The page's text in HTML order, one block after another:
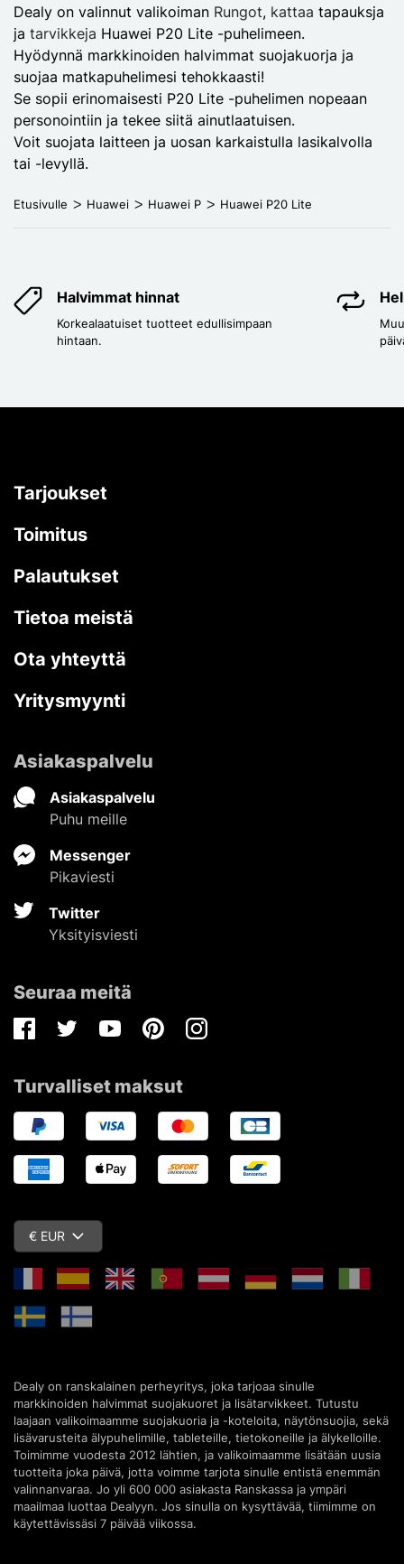
Dealy on valinnut valikoiman Rungot, kattaa tapauksja
ja tarvikkeja Huawei P20 Lite -puhelimeen.
Hyödynnä markkinoiden halvimmat suojakuorja ja
suojaa matkapuhelimesi tehokkaasti!
Se sopii erinomaisesti P20 Lite -puhelimen nopeaan
personointiin ja tekee siitä ainutlaatuisen.
Voit suojata laitteen ja uosan karkaistulla lasikalvolla
tai -levyllä.
Etusivulle Huawei Huawei P Huawei P20 Lite
Halvimmat hinnat
Korkealaatuiset tuotteet edullisimpaan
hintaan.
Tarjoukset
Toimitus
Palautukset
Tietoa meistä
Ota yhteyttä
Yritysmyynti
Asiakaspalvelu
Asiakaspalvelu
Puhu meille
Messenger
Pikaviesti
Twitter
Yksityisviesti
Seuraa meitä
FacebookTwitterYoutubePinterestInstagram
Turvalliset maksut
€ EUR
Dealy on ranskalainen perheyritys, joka tarjoaa sinulle
markkinoiden halvimmat suojakuoret ja lisätarvikkeet. Tutustu
laajaan valikoimaamme suojakuoria ja -koteloita, näytönsuojia, sekä
lisävarusteita älypuhelimille, tableteille, tietokoneille ja älykelloille.
Toimimme vuodesta 2012 lähtien, ja valikoimaamme lisätään uusia
tuotteita joka päivä, jotta voimme tarjota sinulle entistä enemmän
valinnanvaraa. Jo yli 600 000 asiakasta Ranskassa ja ympäri
maailmaa luottaa Dealyyn. Jos sinulla on kysyttävää, tiimimme on
käytettävissäsi 7 päivää viikossa.